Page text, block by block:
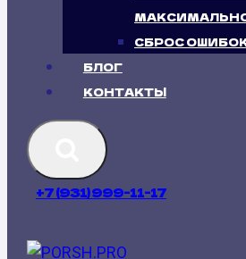
СБРОС ОШИБОК
БЛОГ
КОНТАКТЫ
+7 (931) 999-11-17